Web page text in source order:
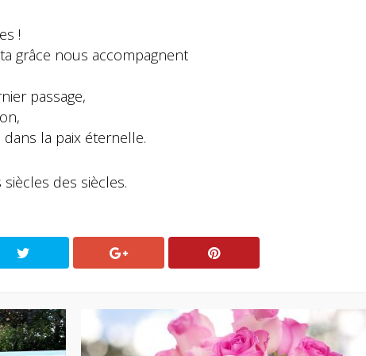
!
grâce nous accompagnent
passage,
la paix éternelle.
des siècles.